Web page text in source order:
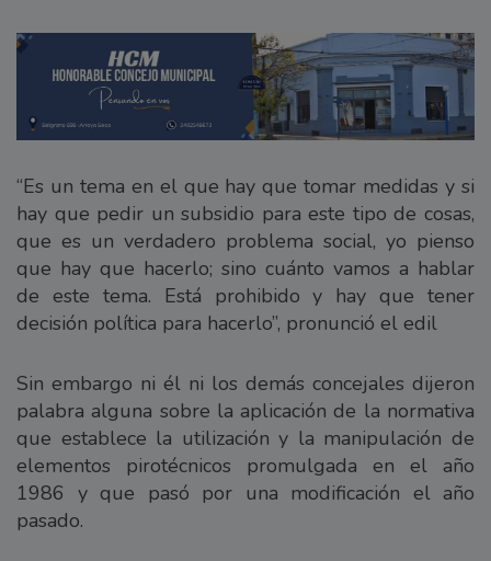
“Es un tema en el que hay que tomar medidas y si
hay que pedir un subsidio para este tipo de cosas,
que es un verdadero problema social, yo pienso
que hay que hacerlo; sino cuánto vamos a hablar
de este tema. Está prohibido y hay que tener
decisión política para hacerlo”, pronunció el edil
Sin embargo ni él ni los demás concejales dijeron
palabra alguna sobre la aplicación de la normativa
que establece la utilización y la manipulación de
elementos pirotécnicos promulgada en el año
1986 y que pasó por una modificación el año
pasado.